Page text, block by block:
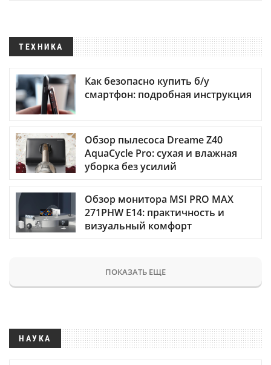
ТЕХНИКА
Как безопасно купить б/у
смартфон: подробная инструкция
Обзор пылесоса Dreame Z40
AquaCycle Pro: сухая и влажная
уборка без усилий
Обзор монитора MSI PRO MAX
271PHW E14: практичность и
визуальный комфорт
ПОКАЗАТЬ ЕЩЕ
НАУКА